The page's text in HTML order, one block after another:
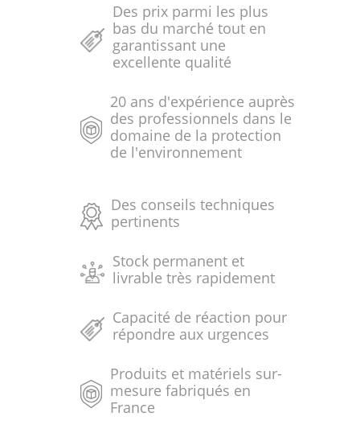
Des prix parmi les plus
bas du marché tout en
garantissant une
excellente qualité
20 ans d'expérience auprès
des professionnels dans le
domaine de la protection
de l'environnement
Des conseils techniques
pertinents
Stock permanent et
livrable très rapidement
Capacité de réaction pour
répondre aux urgences
Produits et matériels sur-
mesure fabriqués en
France